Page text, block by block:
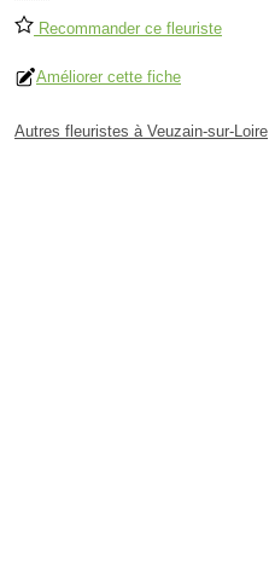
Recommander ce fleuriste
Améliorer cette fiche
Autres fleuristes à Veuzain-sur-Loire